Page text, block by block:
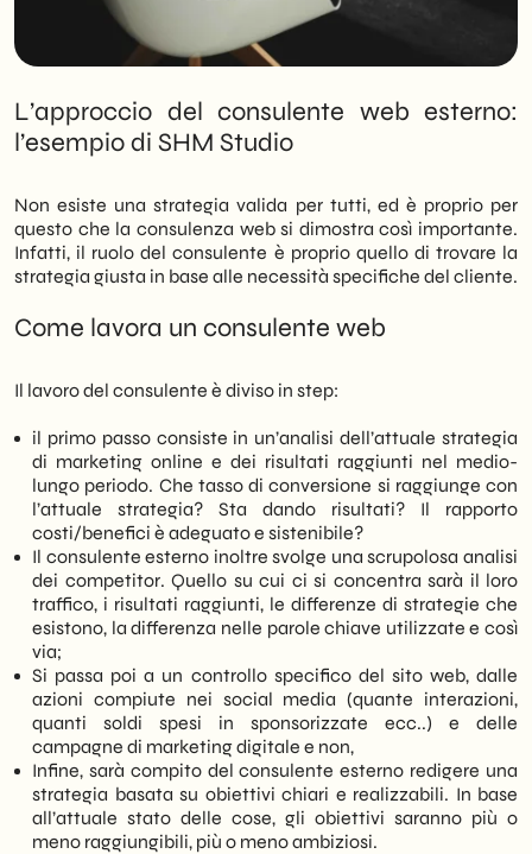
L’approccio del consulente web esterno:
l’esempio di SHM Studio
Non esiste una strategia valida per tutti, ed è proprio per
questo che la consulenza web si dimostra così importante.
Infatti, il ruolo del consulente è proprio quello di trovare la
strategia giusta in base alle necessità specifiche del cliente.
Come lavora un consulente web
Il lavoro del consulente è diviso in step:
il primo passo consiste in un’analisi dell’attuale strategia
di marketing online e dei risultati raggiunti nel medio-
lungo periodo. Che tasso di conversione si raggiunge con
l’attuale strategia? Sta dando risultati? Il rapporto
costi/benefici è adeguato e sistenibile?
Il consulente esterno inoltre svolge una scrupolosa analisi
dei competitor. Quello su cui ci si concentra sarà il loro
traffico, i risultati raggiunti, le differenze di strategie che
esistono, la differenza nelle parole chiave utilizzate e così
via;
Si passa poi a un controllo specifico del sito web, dalle
azioni compiute nei social media (quante interazioni,
quanti soldi spesi in sponsorizzate ecc..) e delle
campagne di marketing digitale e non,
Infine, sarà compito del consulente esterno redigere una
strategia basata su obiettivi chiari e realizzabili. In base
all’attuale stato delle cose, gli obiettivi saranno più o
meno raggiungibili, più o meno ambiziosi.